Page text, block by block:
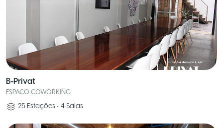
B-Privat
ESPACO COWORKING
25 Estações • 4 Salas